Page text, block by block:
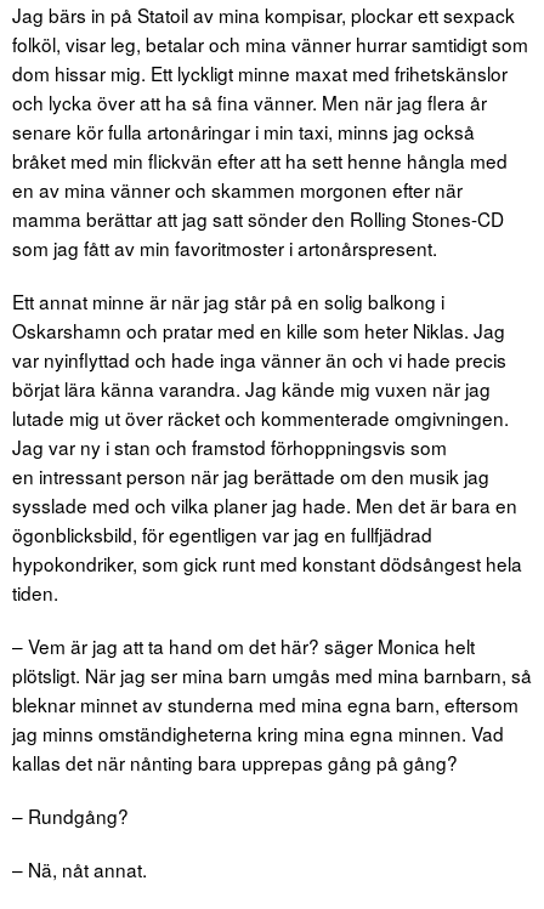
Jag bärs in på Statoil av mina kompisar, plockar ett sexpack
folköl, visar leg, betalar och mina vänner hurrar samtidigt som
dom hissar mig. Ett lyckligt minne maxat med frihetskänslor
och lycka över att ha så fina vänner. Men när jag flera år
senare kör fulla artonåringar i min taxi, minns jag också
bråket med min flickvän efter att ha sett henne hångla med
en av mina vänner och skammen morgonen efter när
mamma berättar att jag satt sönder den Rolling Stones-CD
som jag fått av min favoritmoster i artonårspresent.
Ett annat minne är när jag står på en solig balkong i
Oskarshamn och pratar med en kille som heter Niklas. Jag
var nyinflyttad och hade inga vänner än och vi hade precis
börjat lära känna varandra. Jag kände mig vuxen när jag
lutade mig ut över räcket och kommenterade omgivningen.
Jag var ny i stan och framstod förhoppningsvis som
en intressant person när jag berättade om den musik jag
sysslade med och vilka planer jag hade. Men det är bara en
ögonblicksbild, för egentligen var jag en fullfjädrad
hypokondriker, som gick runt med konstant dödsångest hela
tiden.
– Vem är jag att ta hand om det här? säger Monica helt
plötsligt. När jag ser mina barn umgås med mina barnbarn, så
bleknar minnet av stunderna med mina egna barn, eftersom
jag minns omständigheterna kring mina egna minnen. Vad
kallas det när nånting bara upprepas gång på gång?
– Rundgång?
– Nä, nåt annat.